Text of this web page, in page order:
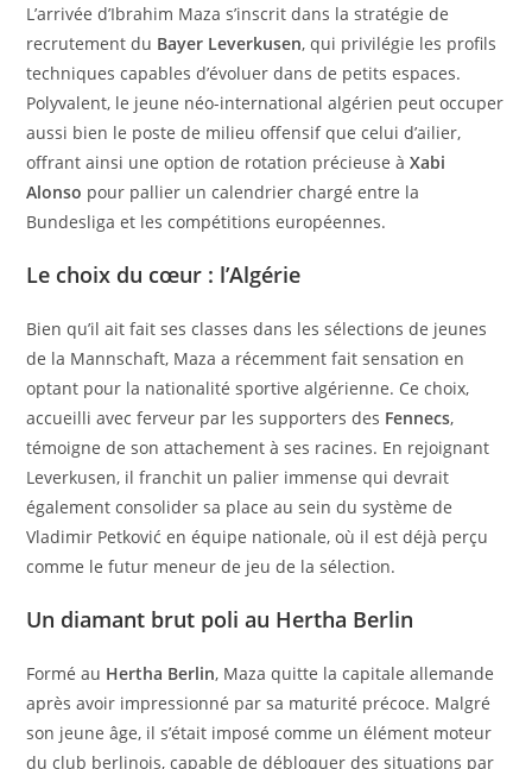
L’arrivée d’Ibrahim Maza s’inscrit dans la stratégie de
recrutement du Bayer Leverkusen, qui privilégie les profils
techniques capables d’évoluer dans de petits espaces.
Polyvalent, le jeune néo-international algérien peut occuper
aussi bien le poste de milieu offensif que celui d’ailier,
offrant ainsi une option de rotation précieuse àXabi
Alonso pour pallier un calendrier chargé entre la
Bundesliga et les compétitions européennes.
Le choix du cœur : l’Algérie
Bien qu’il ait fait ses classes dans les sélections de jeunes
de la Mannschaft, Maza a récemment fait sensation en
optant pour la nationalité sportive algérienne. Ce choix,
accueilli avec ferveur par les supporters des Fennecs,
témoigne de son attachement à ses racines. En rejoignant
Leverkusen, il franchit un palier immense qui devrait
également consolider sa place au sein du système de
Vladimir Petković en équipe nationale, où il est déjà perçu
comme le futur meneur de jeu de la sélection.
Un diamant brut poli au Hertha Berlin
Formé au Hertha Berlin, Maza quitte la capitale allemande
après avoir impressionné par sa maturité précoce. Malgré
son jeune âge, il s’était imposé comme un élément moteur
du club berlinois, capable de débloquer des situations par